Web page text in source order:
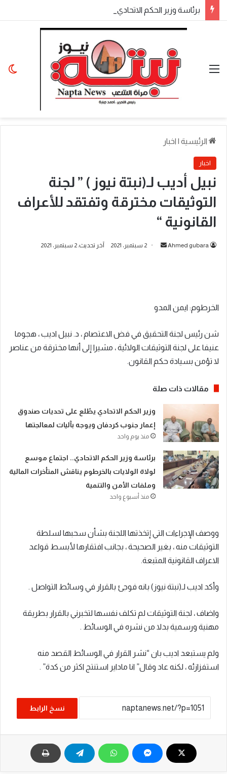
القائمة
الرئيسية | اخبار
اخبار
نبيل أديب لـ(نبتة نيوز ) ” لجنة
التوثيقات مخترقة وتفتقد للأعراف
القانونية “
Ahmed gubara
أرسل2 سبتمبر، 2021 آخر تحديث: 2 سبتمبر، 2021
الخرطوم: ايمن المدو
شن رئيس لجنة التحقيق في فض الاعتصام ، د. نبيل اديب ، هجوما
عنيفا على لجنة التوثيقات الولائية ، مشيرا إلى أنها مخترقة من عناصر
لا تؤمن بسيادة حكم القانون.
مقالات ذات صلة
​وزير الحكم الاتحادي يطّلع على تحديات صندوق
إعمار جنوب كردفان ويوجه بآليات لمعالجتها
منذ يوم واحد
​برئاسة وزير الحكم الاتحادي.. اجتماع موسع
لولاة الولايات بالخرطوم يناقش المتأخرات المالية
وملفات الأمن والتنمية
منذ أسبوع واحد
ووصف الإجراءات التي إتخذتها اللجنة بشأن سحبها لسلطة
التوثيقات منه ، بغير الصحيحة ، بجانب افتقارها لأبسط قواعد
الاعراف القانونية المتبعة.
وأكد اديب لـ(نبتة نيوز) بانه فوجئ بالقرار في وسائط التواصل .
واضاف ، لجنة التوثيقات لم تكلف نفسها لتخبرني بالقرار بطريقة
مهنية ورسمية بدلا من نشره في الوسائط .
ولم يستبعد اديب بان “نشر القرار في الوسائط القصد منه
استفزازئه ، لكنه عاد وقال” انا ماداير استنتج اكثر من كدة” .
نسخ الرابط